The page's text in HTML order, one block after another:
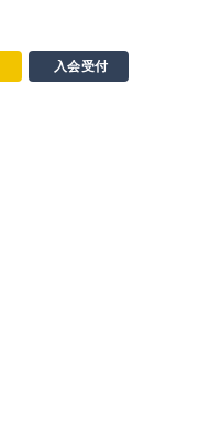
入会受付